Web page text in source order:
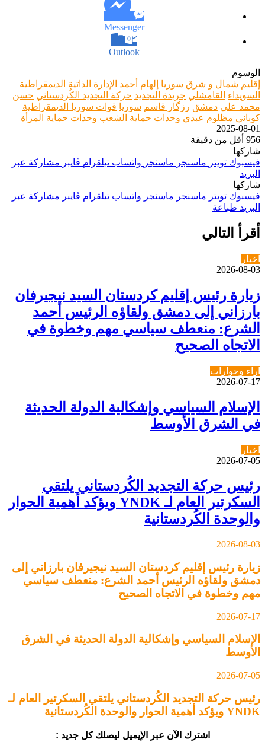
Messenger
Outlook
الوسوم
إقليم شمال و شرق سوريا إلهام أحمد الإدارة الذاتية الديمقراطية
السويداء القامشلي جريدة التجديد حركة التجديد الكُردستاني حسن
محمد علي دمشق رزگار قاسم سوريا قوات سوريا الديمقراطية
كوباني مظلوم عبدي وحدات حماية الشعب وحدات حماية المرأة
2025-08-01
956 أقل من دقيقة
شاركها
فيسبوك تويتر ماسنجر ماسنجر واتساب تيلقرام ڤايبر مشاركة عبر
البريد
شاركها
فيسبوك تويتر ماسنجر ماسنجر واتساب تيلقرام ڤايبر مشاركة عبر
البريد طباعة
أقرأ التالي
اخبار
2026-08-03
زيارة رئيس إقليم كردستان السيد نيجيرفان
بارزاني إلى دمشق ولقاؤه الرئيس أحمد
الشرع: منعطف سياسي مهم وخطوة في
الاتجاه الصحيح
اراء وحوارات
2026-07-17
الإسلام السياسي وإشكالية الدولة الحديثة
في الشرق الأوسط
اخبار
2026-07-05
رئيس حركة التجديد الكُردستاني يلتقي
السكرتير العام لـ YNDK ويؤكد أهمية الحوار
والوحدة الكُردستانية
2026-08-03
زيارة رئيس إقليم كردستان السيد نيجيرفان بارزاني إلى
دمشق ولقاؤه الرئيس أحمد الشرع: منعطف سياسي
مهم وخطوة في الاتجاه الصحيح
2026-07-17
الإسلام السياسي وإشكالية الدولة الحديثة في الشرق
الأوسط
2026-07-05
رئيس حركة التجديد الكُردستاني يلتقي السكرتير العام لـ
YNDK ويؤكد أهمية الحوار والوحدة الكُردستانية
اشترك الآن عبر الإيميل ليصلك كل جديد :